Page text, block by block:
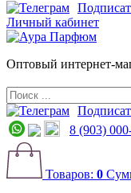
Личный кабинет
Оптовый интернет-
8 (903)
Товаров: 0